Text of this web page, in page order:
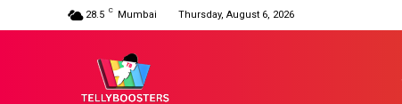
28.5 C Mumbai Thursday, August 6, 2026